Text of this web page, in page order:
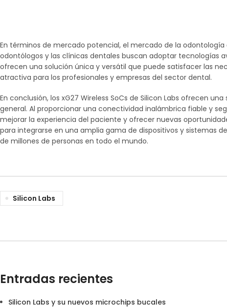
En términos de mercado potencial, el mercado de la
odontólogos y las clínicas dentales buscan adoptar tecnologías
ofrecen una solución única y versátil que puede satisfacer las
atractiva para los profesionales y empresas del sector dental.
En conclusión, los xG27 Wireless SoCs de Silicon Labs ofrecen
general. Al proporcionar una conectividad inalámbrica fiable y
mejorar la experiencia del paciente y ofrecer nuevas
para integrarse en una amplia gama de dispositivos y sistemas
de millones de personas en todo el mundo.
Silicon Labs
Entradas recientes
Silicon Labs y su nuevos microchips bucales